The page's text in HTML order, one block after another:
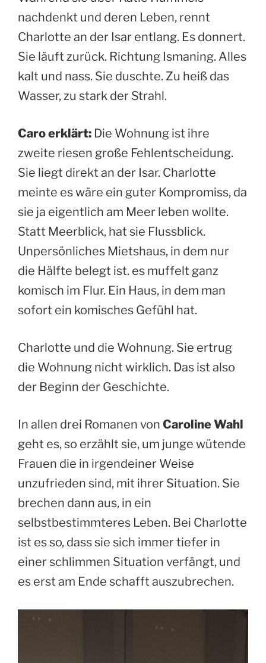
nachdenkt und deren Leben, rennt
Charlotte an der Isar entlang. Es donnert.
Sie läuft zurück. Richtung Ismaning. Alles
kalt und nass. Sie duschte. Zu heiß das
Wasser, zu stark der Strahl.
Caro erklärt: Die Wohnung ist ihre
zweite riesen große Fehlentscheidung.
Sie liegt direkt an der Isar. Charlotte
meinte es wäre ein guter Kompromiss, da
sie ja eigentlich am Meer leben wollte.
Statt Meerblick, hat sie Flussblick.
Unpersönliches Mietshaus, in dem nur
die Hälfte belegt ist. es muffelt ganz
komisch im Flur. Ein Haus, in dem man
sofort ein komisches Gefühl hat.
Charlotte und die Wohnung. Sie ertrug
die Wohnung nicht wirklich. Das ist also
der Beginn der Geschichte.
In allen drei Romanen von Caroline Wahl
geht es, so erzählt sie, um junge wütende
Frauen die in irgendeiner Weise
unzufrieden sind, mit ihrer Situation. Sie
brechen dann aus, in ein
selbstbestimmteres Leben. Bei Charlotte
ist es so, dass sie sich immer tiefer in
einer schlimmen Situation verfängt, und
es erst am Ende schafft auszubrechen.